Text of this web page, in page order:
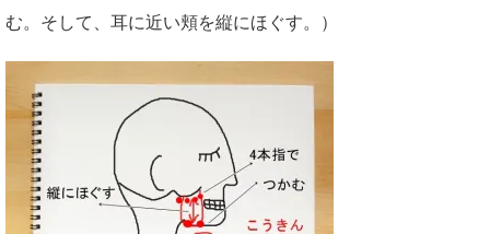
む。そして、耳に近い頬を縦にほぐす。）